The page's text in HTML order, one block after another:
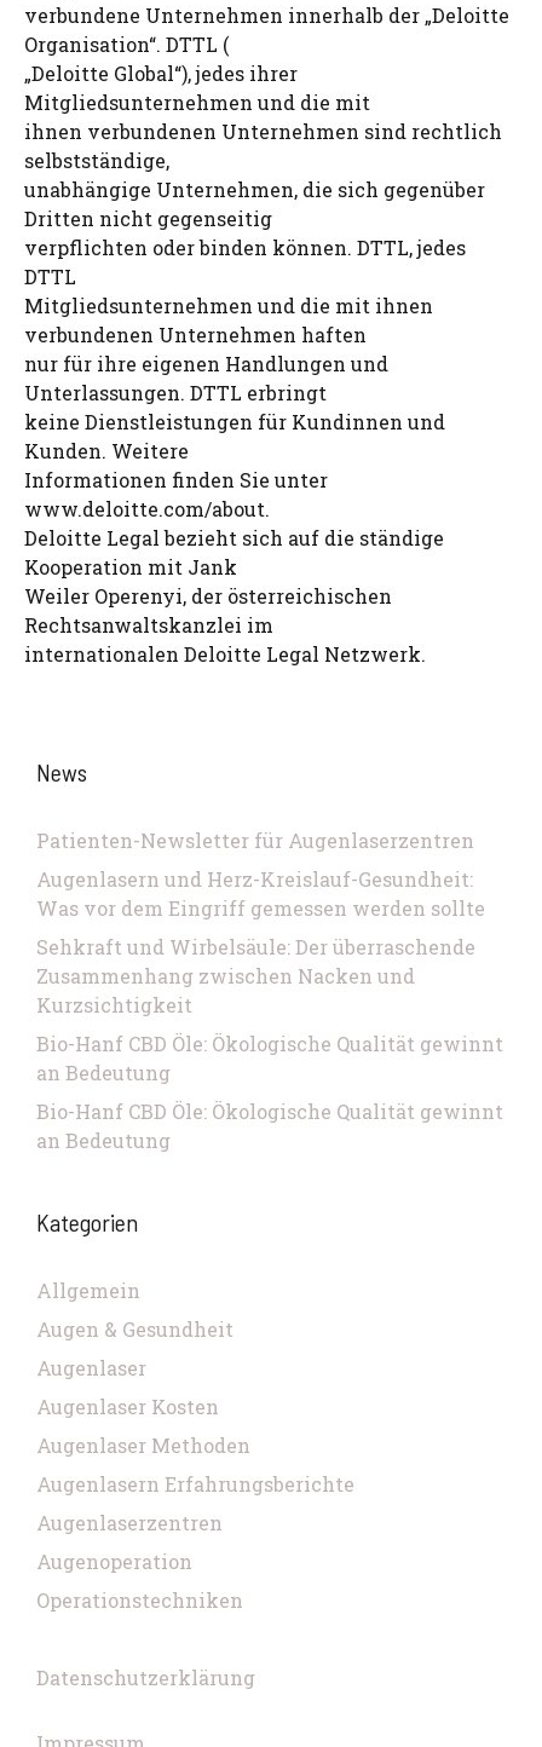
verbundene Unternehmen innerhalb der „Deloitte
Organisation“. DTTL (
„Deloitte Global“), jedes ihrer
Mitgliedsunternehmen und die mit
ihnen verbundenen Unternehmen sind rechtlich
selbstständige,
unabhängige Unternehmen, die sich gegenüber
Dritten nicht gegenseitig
verpflichten oder binden können. DTTL, jedes
DTTL
Mitgliedsunternehmen und die mit ihnen
verbundenen Unternehmen haften
nur für ihre eigenen Handlungen und
Unterlassungen. DTTL erbringt
keine Dienstleistungen für Kundinnen und
Kunden. Weitere
Informationen finden Sie unter
www.deloitte.com/about.
Deloitte Legal bezieht sich auf die ständige
Kooperation mit Jank
Weiler Operenyi, der österreichischen
Rechtsanwaltskanzlei im
internationalen Deloitte Legal Netzwerk.
News
Patienten-Newsletter für Augenlaserzentren
Augenlasern und Herz-Kreislauf-Gesundheit:
Was vor dem Eingriff gemessen werden sollte
Sehkraft und Wirbelsäule: Der überraschende
Zusammenhang zwischen Nacken und
Kurzsichtigkeit
Bio-Hanf CBD Öle: Ökologische Qualität gewinnt
an Bedeutung
Bio-Hanf CBD Öle: Ökologische Qualität gewinnt
an Bedeutung
Kategorien
Allgemein
Augen & Gesundheit
Augenlaser
Augenlaser Kosten
Augenlaser Methoden
Augenlasern Erfahrungsberichte
Augenlaserzentren
Augenoperation
Operationstechniken
Datenschutzerklärung